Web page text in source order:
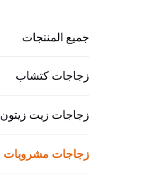
جميع المنتجات
زجاجات كتشاب
زجاجات زيت زيتون
زجاجات مشروبات